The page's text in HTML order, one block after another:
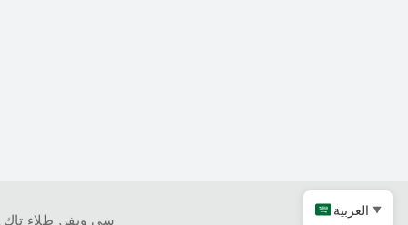
سي ويفر, طلاء تاك
العربية ▼